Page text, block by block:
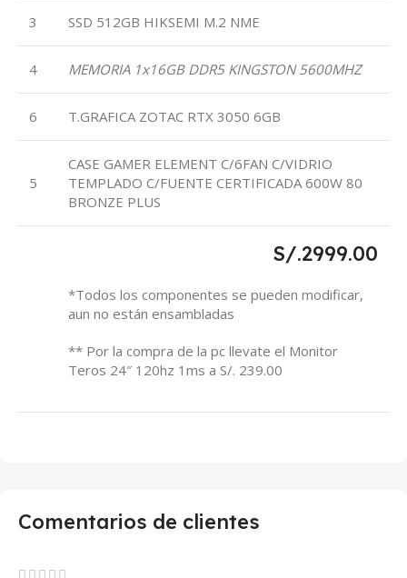
3 SSD 512GB HIKSEMI M.2 NME
4 MEMORIA 1x16GB DDR5 KINGSTON 5600MHZ
6 T.GRAFICA ZOTAC RTX 3050 6GB
5
CASE GAMER ELEMENT C/6FAN C/VIDRIO
TEMPLADO C/FUENTE CERTIFICADA 600W 80
BRONZE PLUS
S/.2999.00
*Todos los componentes se pueden modificar,
aun no están ensambladas
** Por la compra de la pc llevate el Monitor
Teros 24″ 120hz 1ms a S/. 239.00
Comentarios de clientes